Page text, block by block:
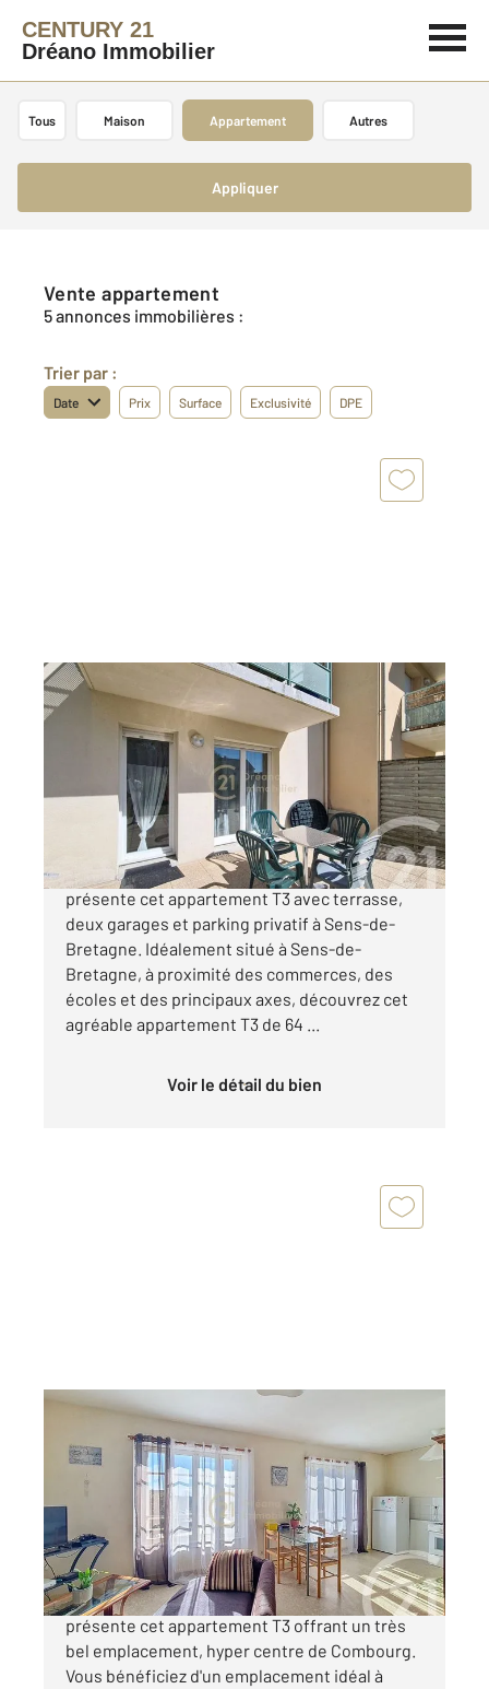
CENTURY 21
Dréano Immobilier
Tous Maison Appartement Autres
Appliquer
Vente appartement
5 annonces immobilières :
Trier par :
Date Prix Surface Exclusivité DPE
SENS DE BRETAGNE 35
, 3 pièces
Ref : 4196
Appartement T3 à vendre
165 800 €
Century 21 Dréano immobilier Combourg vous
présente cet appartement T3 avec terrasse,
deux garages et parking privatif à Sens-de-
Bretagne. Idéalement situé à Sens-de-
Bretagne, à proximité des commerces, des
écoles et des principaux axes, découvrez cet
agréable appartement T3 de 64 ...
Voir le détail du bien
COMBOURG 35
62 m
, 3 pièces
Ref : 3416
Appartement T3 à vendre
149 990 €
Century 21 Dréano immobilier Combourg vous
présente cet appartement T3 offrant un très
bel emplacement, hyper centre de Combourg.
Vous bénéficiez d'un emplacement idéal à